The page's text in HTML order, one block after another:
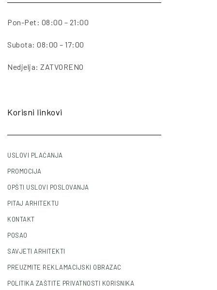
Pon-Pet: 08:00 – 21:00
Subota: 08:00 – 17:00
Nedjelja: ZATVORENO
Korisni linkovi
USLOVI PLAĆANJA
PROMOCIJA
OPŠTI USLOVI POSLOVANJA
PITAJ ARHITEKTU
KONTAKT
POSAO
SAVJETI ARHITEKTI
PREUZMITE REKLAMACIJSKI OBRAZAC
POLITIKA ZAŠTITE PRIVATNOSTI KORISNIKA